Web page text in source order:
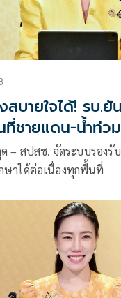
บายใจได้! รบ.ยั
ชายแดน-น้ำท่ว
– สปสช. จัดระบบรอง
ษาได้ต่อเนื่องทุกพื้นที่